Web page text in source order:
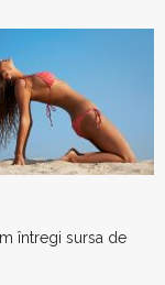
întregi sursa de